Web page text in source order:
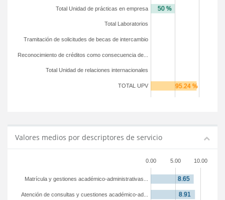
TOTAL UPV
Total Unidad de relaciones internacionales
Reconocimiento de créditos como consecuencia de...
Tramitación de solicitudes de becas de intercambio
Total Laboratorios
Total Unidad de prácticas en empresa
Valores medios por descriptores de servicio
0.00 5.00 10.00
Atención de consultas y cuestiones académico-ad...
Matrícula y gestiones académico-administrativas...